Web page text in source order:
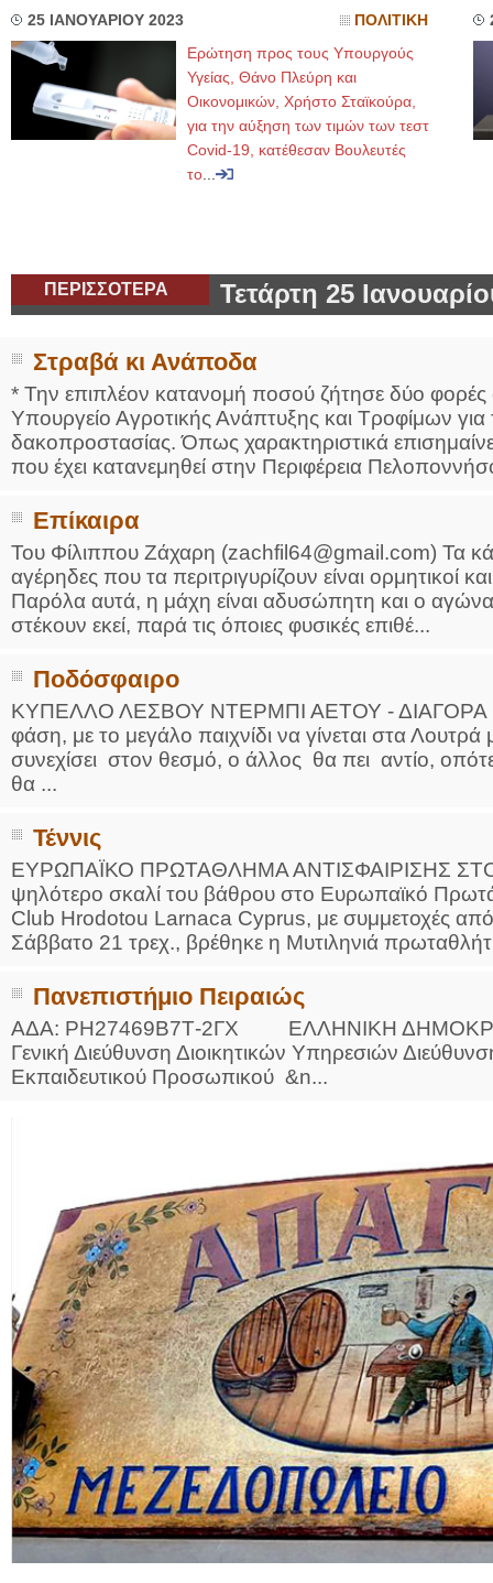
25 ΙΑΝΟΥΑΡΙΟΥ 2023 ΠΟΛΙΤΙΚΗ
Ερώτηση προς τους Υπουργούς
Υγείας, Θάνο Πλεύρη και
Οικονομικών, Χρήστο Σταϊκούρα,
για την αύξηση των τιμών των τεστ
Covid-19, κατέθεσαν Βουλευτές
το
ΠΕΡΙΣΣΟΤΕΡΑ Τετάρτη 25
Στραβά κι Ανάποδα
* Την επιπλέον κατανομή ποσού ζήτησε δύο
Υπουργείο Αγροτικής Ανάπτυξης και Τροφίμων
δακοπροστασίας. Όπως χαρακτηριστικά
που έχει κατανεμηθεί στην Περιφέρεια
Επίκαιρα
Του Φίλιππου Ζάχαρη (zachfil64@gmail.com) Τα
αγέρηδες που τα περιτριγυρίζουν είναι ορμητικοί
Παρόλα αυτά, η μάχη είναι αδυσώπητη και ο
στέκουν εκεί, παρά τις όποιες φυσικές επιθέ...
Ποδόσφαιρο
ΚΥΠΕΛΛΟ ΛΕΣΒΟΥ ΝΤΕΡΜΠΙ ΑΕΤΟΥ - ΔΙΑΓΟΡΑ
φάση, με το μεγάλο παιχνίδι να γίνεται στα
συνεχίσει στον θεσμό, ο άλλος θα πει αντίο,
θα ...
Τέννις
ΕΥΡΩΠΑΪΚΟ ΠΡΩΤΑΘΛΗΜΑ ΑΝΤΙΣΦΑΙΡΙΣΗΣ
ψηλότερο σκαλί του βάθρου στο Ευρωπαϊκό
Club Hrodotou Larnaca Cyprus, με συμμετοχές
Σάββατο 21 τρεχ., βρέθηκε η Μυτιληνιά
Πανεπιστήμιο Πειραιώς
ΑΔΑ: ΡΗ27469Β7Τ-2ΓΧ ΕΛΛΗΝΙΚΗ
Γενική Διεύθυνση Διοικητικών Υπηρεσιών
Εκπαιδευτικού Προσωπικού &n...